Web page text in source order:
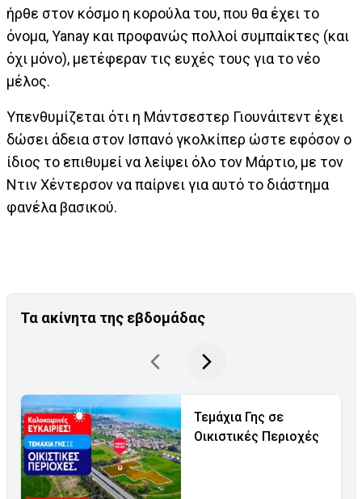
ήρθε στον κόσμο η κορούλα του, που θα έχει το
όνομα, Yanay και προφανώς πολλοί συμπαίκτες (και
όχι μόνο), μετέφεραν τις ευχές τους για το νέο
μέλος.
Υπενθυμίζεται ότι η Μάντσεστερ Γιουνάιτεντ έχει
δώσει άδεια στον Ισπανό γκολκίπερ ώστε εφόσον ο
ίδιος το επιθυμεί να λείψει όλο τον Μάρτιο, με τον
Ντιν Χέντερσον να παίρνει για αυτό το διάστημα
φανέλα βασικού.
Τα ακίνητα της εβδομάδας
Τεμάχια Γης σε
Οικιστικές Περιοχές